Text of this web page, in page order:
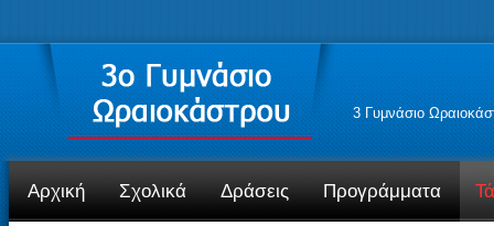
3 Γυμνάσιο
Αρχική Σχολικά Δράσεις Προγράμματα